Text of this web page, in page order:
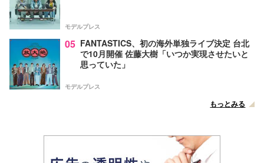
モデルプレス
05 FANTASTICS、初の海外単独ライブ決定 台北
で10月開催 佐藤大樹「いつか実現させたいと
思っていた」
モデルプレス
もっとみる